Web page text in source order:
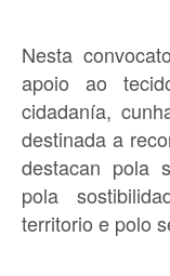
Nesta
apoio ao
cidadanía,
destinada a
destacan pola
pola
territorio e polo